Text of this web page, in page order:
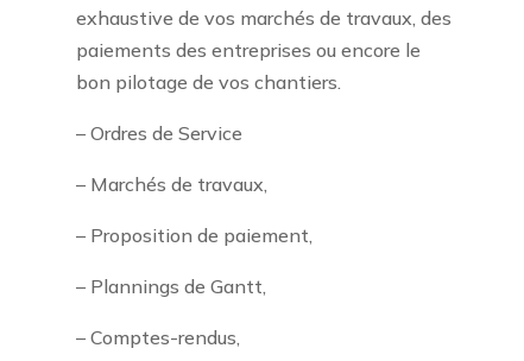
exhaustive de vos marchés de travaux, des
paiements des entreprises ou encore le
bon pilotage de vos chantiers.
– Ordres de Service
– Marchés de travaux,
– Proposition de paiement,
– Plannings de Gantt,
– Comptes-rendus,